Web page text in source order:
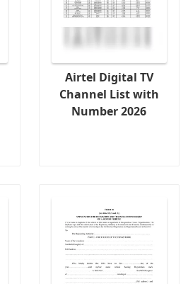
Airtel Digital TV
Channel List with
Number 2026